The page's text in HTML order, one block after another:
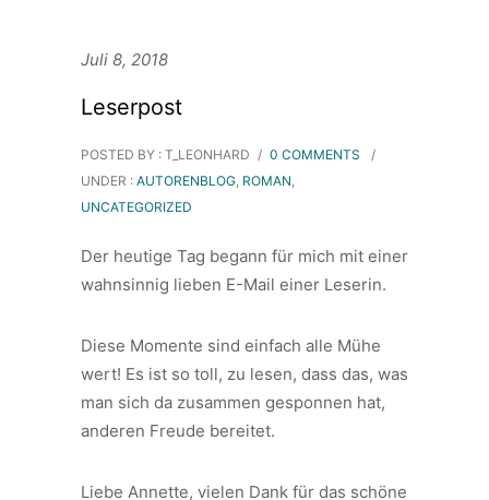
Juli 8, 2018
Leserpost
POSTED BY : T_LEONHARD / 0 COMMENTS
/
UNDER : AUTORENBLOG, ROMAN,
UNCATEGORIZED
Der heutige Tag begann für mich mit einer
wahnsinnig lieben E-Mail einer Leserin.
Diese Momente sind einfach alle Mühe
wert! Es ist so toll, zu lesen, dass das, was
man sich da zusammen gesponnen hat,
anderen Freude bereitet.
Liebe Annette, vielen Dank für das schöne